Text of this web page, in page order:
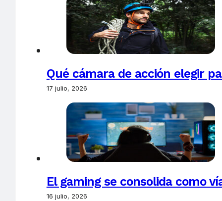
Qué cámara de acción elegir
17 julio, 2026
El gaming se consolida como
16 julio, 2026